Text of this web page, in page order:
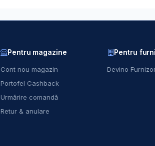
Pentru magazine
Cont nou magazin
Portofel Cashback
Urmărire comandă
Retur & anulare
Pentru
Devino